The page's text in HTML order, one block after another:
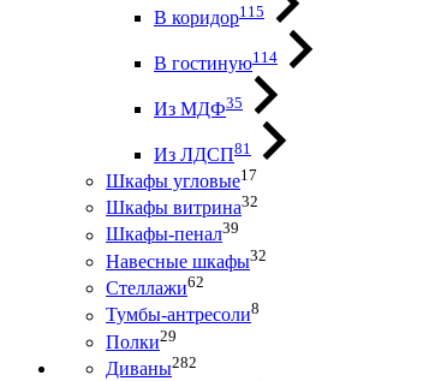
В коридор115
В гостиную114
Из МДФ35
Из ЛДСП81
Шкафы угловые17
Шкафы витрина32
Шкафы-пенал39
Навесные шкафы32
Стеллажи62
Тумбы-антресоли8
Полки29
Диваны282